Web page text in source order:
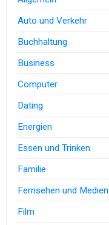
Auto und Verkehr
Buchhaltung
Business
Computer
Dating
Energien
Essen und Trinken
Familie
Fernsehen und Medien
Film